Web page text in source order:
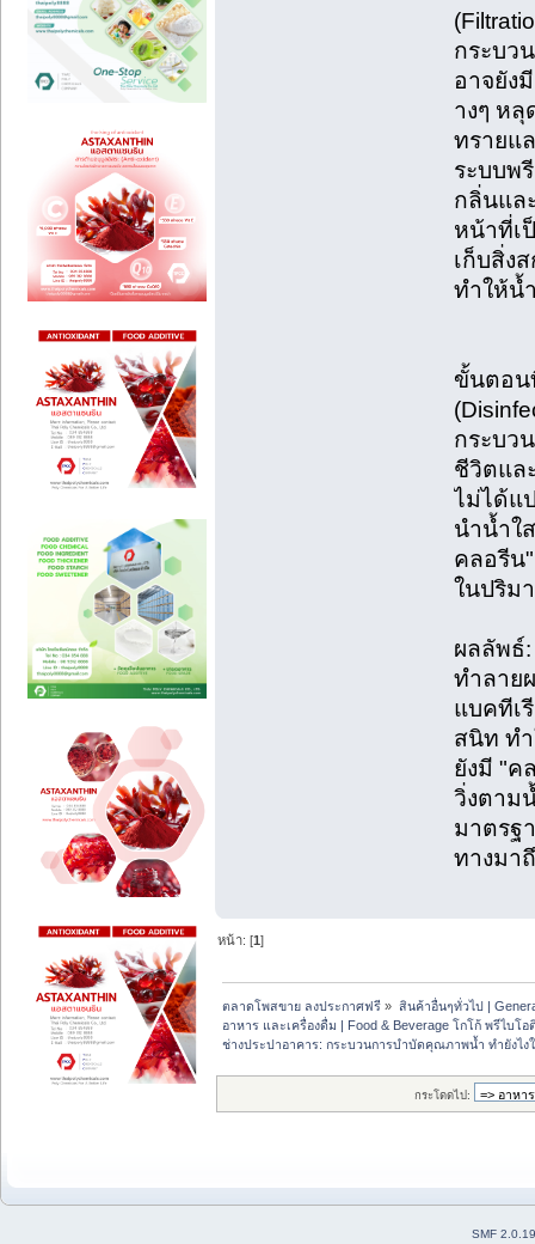
กระบว
อาจยัง
างๆ หลุ
ทรายแ
ระบบพ
กลิ่นแล
หน้าที่เ
เก็บสิ่ง
ทำให้น้
ขั้นตอน
กระบว
ชีวิตแล
ไม่ได้แ
นำน้ำใ
คลอรีน
ในปริม
ผลลัพธ์:
ทำลาย
แบคทีเ
สนิท ท
ยังมี "ค
วิ่งตาม
มาตรฐ
ทางมา
หน้า: [1]
ตลาดโพสขาย ลงประกาศฟรี » สินค้าอื่นๆทั่วไป |
อาหาร และเครื่องดื่ม | Food & Beverage โกโก้ พรีไบโ
ช่างประปาอาคาร: กระบวนการบำบัดคุณภาพน้ำ ทำยังไ
กระโดดไป:
SMF 2.0.19